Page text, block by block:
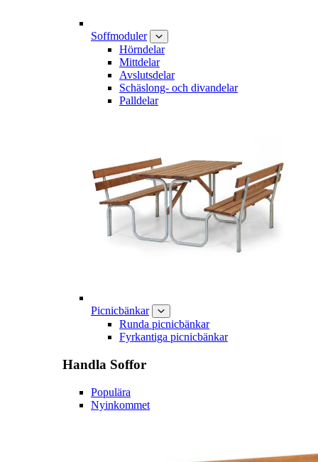
Soffmoduler
Hörndelar
Mittdelar
Avslutsdelar
Schäslong- och divandelar
Palldelar
Picnicbänkar
Runda picnicbänkar
Fyrkantiga picnicbänkar
Handla Soffor
Populära
Nyinkommet